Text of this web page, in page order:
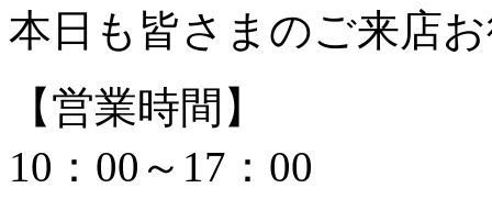
本日も皆さまのご来店
【営業時間】
10：00～17：00